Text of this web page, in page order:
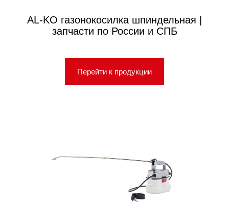
AL-KO газонокосилка шпиндельная |
запчасти по России и СПБ
Перейти к продукции